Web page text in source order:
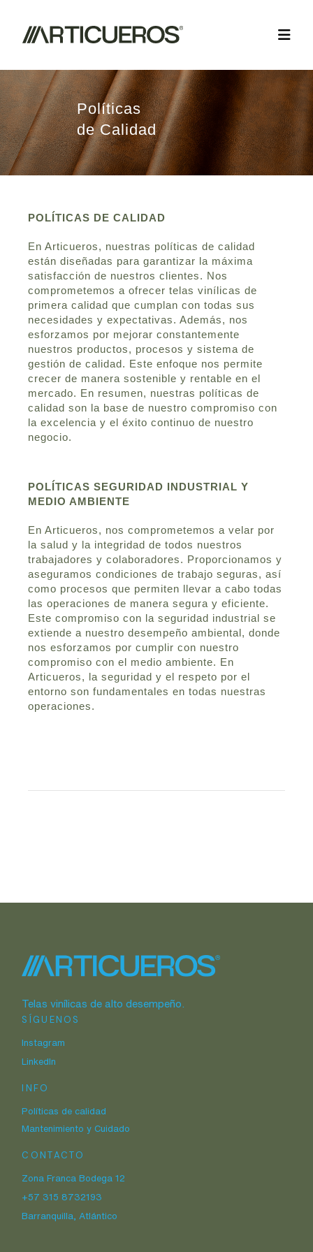
Políticas
de Calidad
POLÍTICAS DE CALIDAD
En Articueros, nuestras políticas de calidad
están diseñadas para garantizar la máxima
satisfacción de nuestros clientes. Nos
comprometemos a ofrecer telas vinílicas de
primera calidad que cumplan con todas sus
necesidades y expectativas. Además, nos
esforzamos por mejorar constantemente
nuestros productos, procesos y sistema de
gestión de calidad. Este enfoque nos permite
crecer de manera sostenible y rentable en el
mercado. En resumen, nuestras políticas de
calidad son la base de nuestro compromiso con
la excelencia y el éxito continuo de nuestro
negocio.
POLÍTICAS SEGURIDAD INDUSTRIAL Y
MEDIO AMBIENTE
En Articueros, nos comprometemos a velar por
la salud y la integridad de todos nuestros
trabajadores y colaboradores. Proporcionamos y
aseguramos condiciones de trabajo seguras, así
como procesos que permiten llevar a cabo todas
las operaciones de manera segura y eficiente.
Este compromiso con la seguridad industrial se
extiende a nuestro desempeño ambiental, donde
nos esforzamos por cumplir con nuestro
compromiso con el medio ambiente. En
Articueros, la seguridad y el respeto por el
entorno son fundamentales en todas nuestras
operaciones.
Telas vinílicas de alto desempeño.
SÍGUENOS
Instagram
LinkedIn
INFO
Políticas de calidad
Mantenimiento y Cuidado
CONTACTO
Zona Franca Bodega 12
+57 315 8732193
Barranquilla, Atlántico